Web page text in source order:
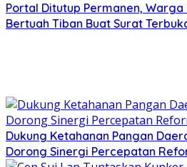
Portal Ditutup Permanen,
Bertuah Tiban Buat Surat
Dukung Ketahanan Pangan
Dorong Sinergi Percepatan